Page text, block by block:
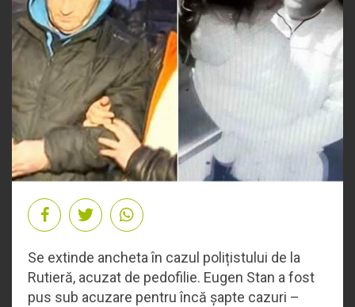
Se extinde ancheta în cazul polițistului de la
Rutieră, acuzat de pedofilie. Eugen Stan a fost
pus sub acuzare pentru încă șapte cazuri –